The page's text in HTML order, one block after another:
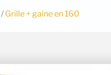
/ Grille + gaine en 160